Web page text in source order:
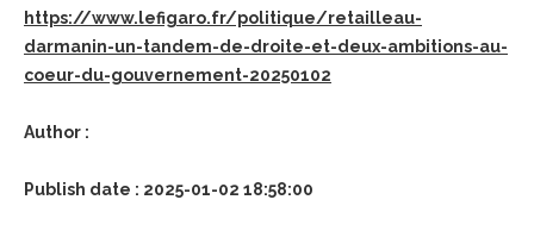
https://www.lefigaro.fr/politique/retailleau-
darmanin-un-tandem-de-droite-et-deux-ambitions-au-
coeur-du-gouvernement-20250102
Author :
Publish date : 2025-01-02 18:58:00